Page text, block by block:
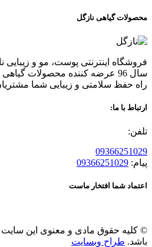
محصولات گیاهی نازگل
فروشگاه اینترنتی پوست، مو و زیبایی
سال 96 عرضه کننده محصولات
راه حفظ سلامتی و زیبایی شما
ارتباط با ما:
تلفن:
09366251029
پیام: 09366251029
اعتماد شما افتخار ماست
© کلیه حقوق مادی و معنوی این سایت
باشد. طراح وبسایت